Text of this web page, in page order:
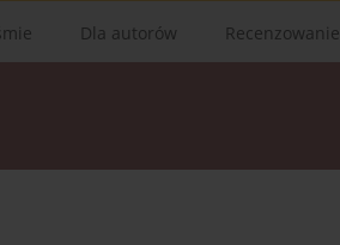
Dla autorów Recenzowanie